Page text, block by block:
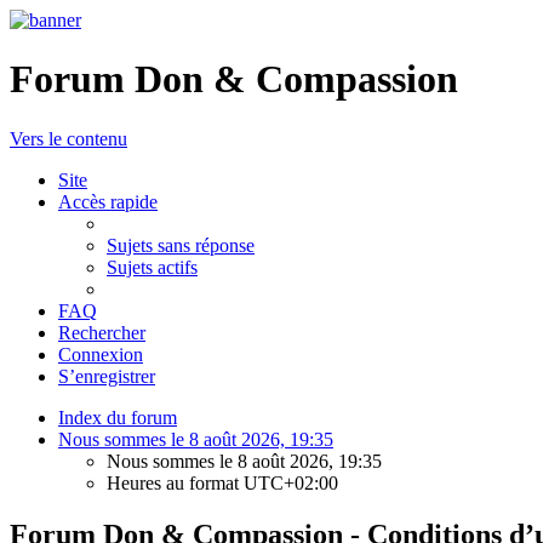
Forum Don & Compassion
Vers le contenu
Site
Accès rapide
Sujets sans réponse
Sujets actifs
FAQ
Rechercher
Connexion
S’enregistrer
Index du forum
Nous sommes le 8 août 2026, 19:35
Nous sommes le 8 août 2026, 19:35
Heures au format UTC+02:00
Forum Don & Compassion - Conditions